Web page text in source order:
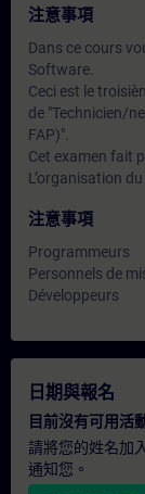
注意事項
Dans ce cours
Software.
Ceci est le
de "Technicien/
FAP)".
Cet examen fait
L’organisation
注意事項
Programmeurs
Personnels de
Développeurs
日期與報名
目前沒有可用活
請將您的姓名加
通知您。